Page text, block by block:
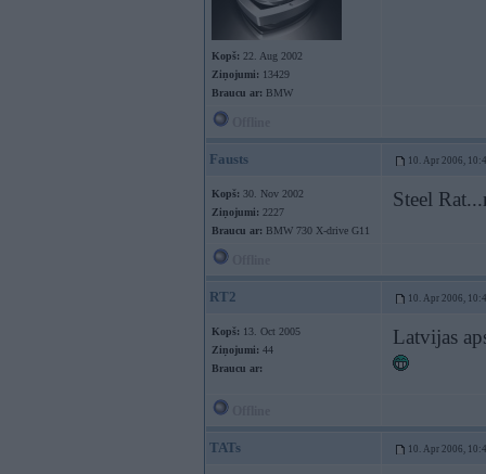
Kopš: 22. Aug 2002
Ziņojumi: 13429
Braucu ar: BMW
Fausts 10. Apr 2006,
Kopš: 30. Nov 2002
Ziņojumi: 2227
Braucu ar: BMW 730 X-drive G11
Steel
RT2 10. Apr 2006,
Kopš: 13. Oct 2005
Ziņojumi: 44
Braucu ar:
Latvijas
TATs 10. Apr 2006,